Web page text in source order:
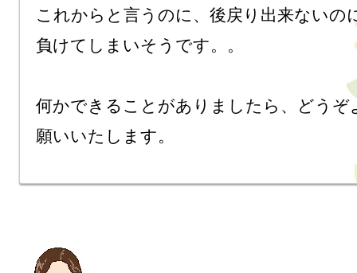
これからと言うのに、後戻り出来ないの
負けてしまいそうです。。
何かできることがありましたら、どうぞ
願いいたします。